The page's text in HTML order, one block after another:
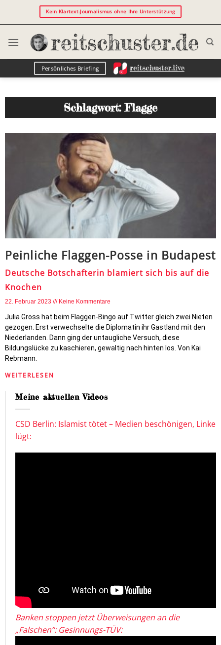
Kein Klartext-Journalismus ohne Ihre Unterstützung
Persönliches Briefing
Schlagwort: Flagge
Peinliche Flaggen-Posse in Budapest
Deutsche Botschafterin blamiert sich bis auf die
Knochen
22. Februar 2023 Keine Kommentare
Julia Gross hat beim Flaggen-Bingo auf Twitter gleich zwei Nieten
gezogen. Erst verwechselte die Diplomatin ihr Gastland mit den
Niederlanden. Dann ging der untaugliche Versuch, diese
Bildungslücke zu kaschieren, gewaltig nach hinten los. Von Kai
Rebmann.
WEITERLESEN
Meine aktuellen Videos
CSD Berlin: Islamist tötet – Medien beschönigen, Linke
lügt:
Banken stoppen jetzt Überweisungen an die
„Falschen“: Gesinnungs-TÜV: